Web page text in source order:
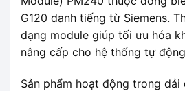
G120 danh tiếng từ Siemens.
dạng module giúp tối ưu hóa
nâng cấp cho hệ thống tự
Sản phẩm hoạt động trong